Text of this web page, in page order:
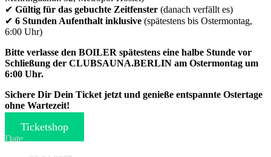
✔ Gültig für das gebuchte Zeitfenster (danach verfällt es)
✔ 6 Stunden Aufenthalt inklusive (spätestens bis Ostermontag,
6:00 Uhr)
Bitte verlasse den BOILER spätestens eine halbe Stunde vor
Schließung der CLUBSAUNA.BERLIN am Ostermontag um
6:00 Uhr.
Sichere Dir Dein Ticket jetzt und genieße entspannte Ostertage
ohne Wartezeit!
Ticketshop
Date